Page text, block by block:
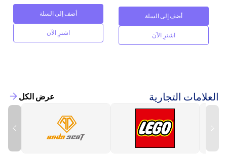
أضف إلى السلة
اشترِ الآن
أضف إلى السلة
اشترِ الآن
العلامات التجارية عرض الكل